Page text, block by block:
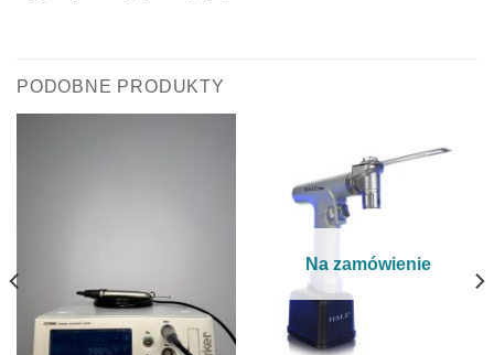
PODOBNE PRODUKTY
Na zamówienie